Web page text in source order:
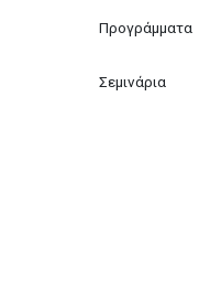
Προγράμματα
Σεμινάρια